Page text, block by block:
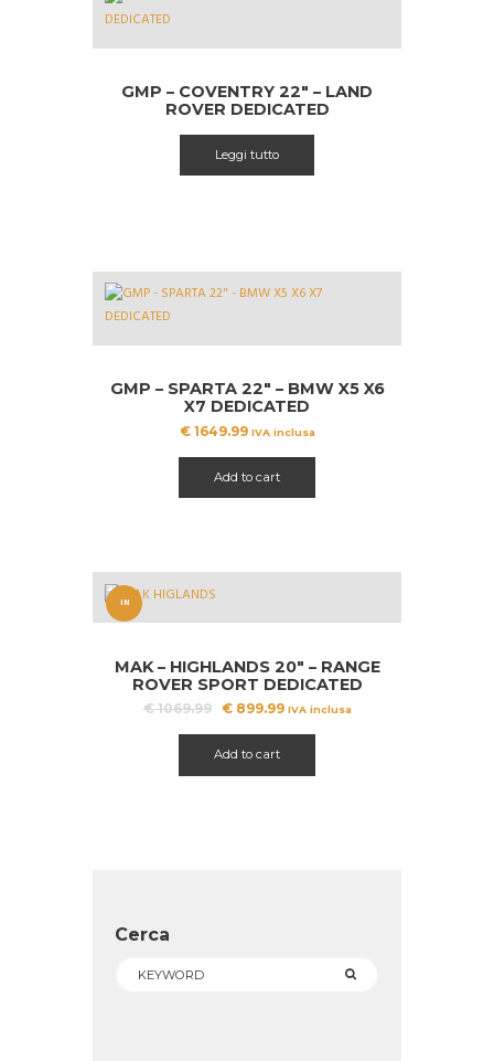
GMP – COVENTRY 22″ – LAND
ROVER DEDICATED
Leggi tutto
GMP – SPARTA 22″ – BMW X5 X6
X7 DEDICATED
€1649.99 IVA inclusa
Add to cart
IN
A!
MAK – HIGHLANDS 20″ – RANGE
ROVER SPORT DEDICATED
€1069.99
Il
era:
€ 1069.99.
€899.99Il
€ 899.99.
IVA inclusa
Add to cart
Cerca